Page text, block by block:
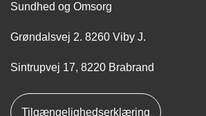
Sundhed og Omsorg
Grøndalsvej 2. 8260 Viby J.
Sintrupvej 17, 8220 Brabrand
Tilgængelighedserklæring